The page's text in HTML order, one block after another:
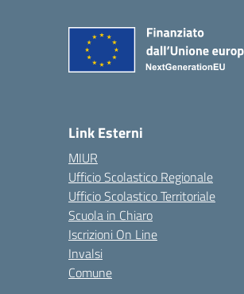
Link Esterni
MIUR
Ufficio Scolastico Regionale
Ufficio Scolastico Territoriale
Scuola in Chiaro
Iscrizioni On Line
Invalsi
Comune